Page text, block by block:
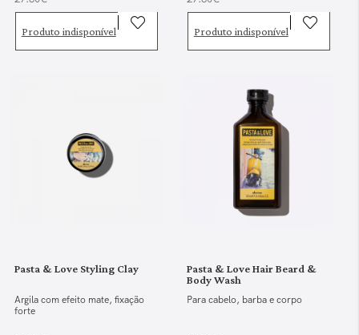
Produto indisponível Produto indisponível
Pasta & Love Styling Clay
Argila com efeito mate, fixação
forte
Pasta & Love Hair Beard &
Body Wash
Para cabelo, barba e corpo